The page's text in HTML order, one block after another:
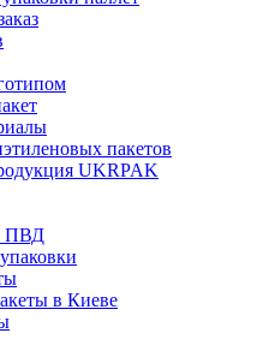
пакетов
UKRPAK
ПВД
в Киеве